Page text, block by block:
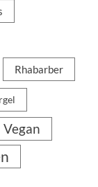
Rhabarber
Vegan